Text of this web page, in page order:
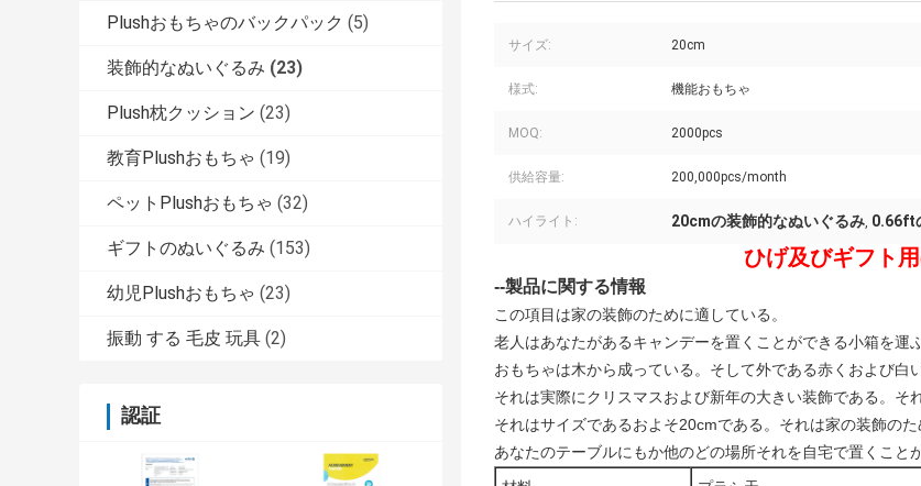
Plushおもちゃのバックパック (5)
装飾的なぬいぐるみ (23)
Plush枕クッション (23)
教育Plushおもちゃ (19)
ペットPlushおもちゃ (32)
ギフトのぬいぐるみ (153)
幼児Plushおもちゃ (23)
振動 する 毛皮 玩具 (2)
認証
サイズ: 20cm
様式: 機能おもちゃ
MOQ: 2000pcs
供給容量: 200,000pcs/month
ハイライト: 20cmの装飾的なぬいぐるみ, 0.66ft
ひげ及びギフト
--製品に関する情報
この項目は家の装飾のために適している。
老人はあなたがあるキャンデーを置くことができる小箱を運ぶ
おもちゃは木から成っている。そして外である赤くおよび白
それは実際にクリスマスおよび新年の大きい装飾である。そ
それはサイズであるおよそ20cmである。それは家の装飾のた
あなたのテーブルにもか他のどの場所それを自宅で置くこと